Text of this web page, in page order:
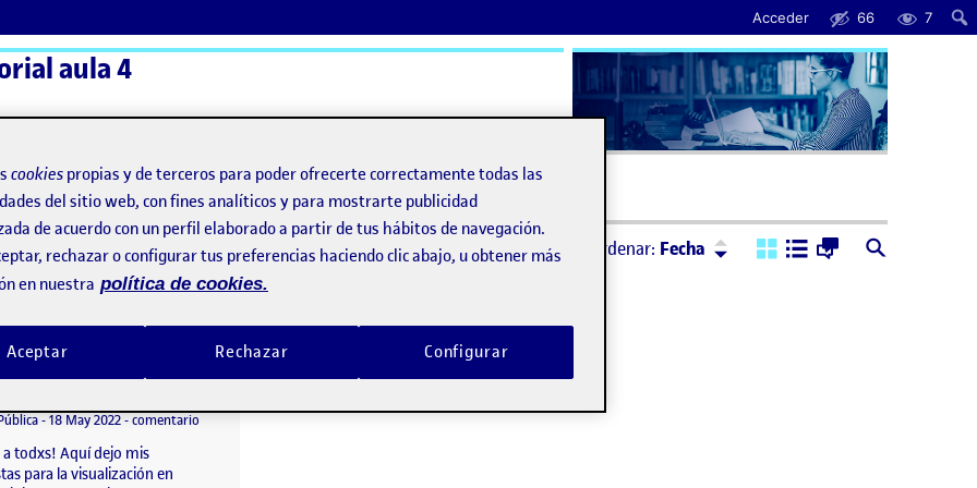
Acceder 66 7
aula 4
ActiFolios Ayuda
Ordenar: Fecha Ordenar:Descendente
Anna León
5. ¡Saltamos a la pantalla!
-Fecha de publicación
18 May 202218 mayo, 2022 7:30 am
-comentarioen 5. ¡Saltamos a la pantalla!
a todxs! Aquí dejo mis
para la visualización en
cookies propias y de terceros para poder ofrecerte correctamente todas las
del sitio web, con fines analíticos y para mostrarte publicidad
de acuerdo con un perfil elaborado a partir de tus hábitos de navegación.
rechazar o configurar tus preferencias haciendo clic abajo, u obtener más
en nuestra política de cookies.
Rechazar
Aceptar Configurar